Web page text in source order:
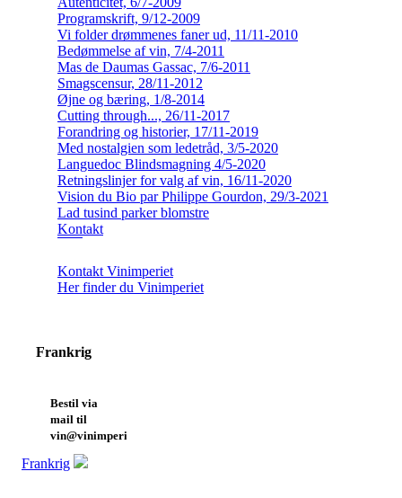
Programskrift, 9/12-2009
Vi folder drømmenes faner ud, 11/11-2010
Bedømmelse af vin, 7/4-2011
Mas de Daumas Gassac, 7/6-2011
Smagscensur, 28/11-2012
Øjne og bæring, 1/8-2014
Cutting through..., 26/11-2017
Forandring og historier, 17/11-2019
Med nostalgien som ledetråd, 3/5-2020
Languedoc Blindsmagning 4/5-2020
Retningslinjer for valg af vin, 16/11-2020
Vision du Bio par Philippe Gourdon, 29/3-2021
Lad tusind parker blomstre
Kontakt
Kontakt Vinimperiet
Her finder du Vinimperiet
Frankrig
Bestil via
mail til
vin@vinimperiet.dk
Frankrig